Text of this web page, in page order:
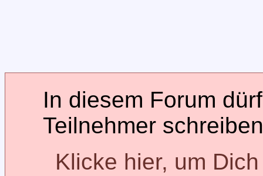
In diesem Forum
Teilnehmer
Klicke hier, um